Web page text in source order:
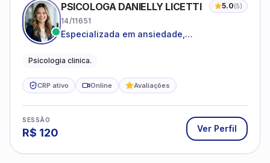
PSICOLOGA DANIELLY LICETTI 5.0(5)
14/11651
Especializada em ansiedade,
Psicologia clinica.
CRP ativo Online Avaliações
SESSÃO
R$ 120 Ver Perfil